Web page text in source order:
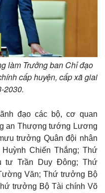
làm Trưởng ban Chỉ đạo
cấp huyện, cấp xã giai
2030.
đạo các bộ, cơ quan
an Thượng tướng Lương
trưởng Quân đội nhân
Chiến Thắng; Thứ
tư Trần Duy Đông; Thứ
Văn; Thứ trưởng Bộ
trưởng Bộ Tài chính Võ